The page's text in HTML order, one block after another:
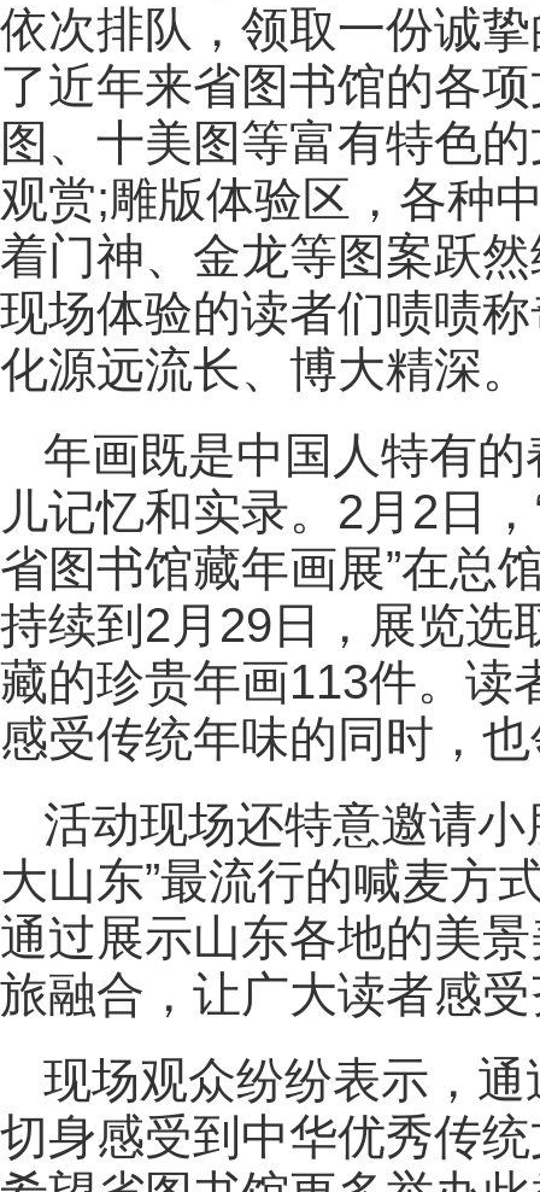
依次排队，领取一份诚
了近年来省图书馆的各
图、十美图等富有特色
观赏;雕版体验区，各种
着门神、金龙等图案跃
现场体验的读者们啧啧
化源远流长、博大精深。
年画既是中国人特有
儿记忆和实录。2月2日
省图书馆藏年画展”在总
持续到2月29日，展览选
藏的珍贵年画113件。读
感受传统年味的同时，
活动现场还特意邀请
大山东”最流行的喊麦方
通过展示山东各地的美
旅融合，让广大读者感
现场观众纷纷表示，
切身感受到中华优秀传